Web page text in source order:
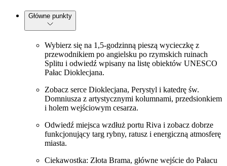
Główne punkty
Wybierz się na 1,5-godzinną pieszą wycieczkę z
przewodnikiem po angielsku po rzymskich ruinach
Splitu i odwiedź wpisany na listę obiektów UNESCO
Pałac Dioklecjana.
Zobacz serce Dioklecjana, Perystyl i katedrę św.
Domniusza z artystycznymi kolumnami, przedsionkiem
i holem wejściowym cesarza.
Odwiedź miejsca wzdłuż portu Riva i zobacz dobrze
funkcjonujący targ rybny, ratusz i energiczną atmosferę
miasta.
Ciekawostka: Złota Brama, główne wejście do Pałacu